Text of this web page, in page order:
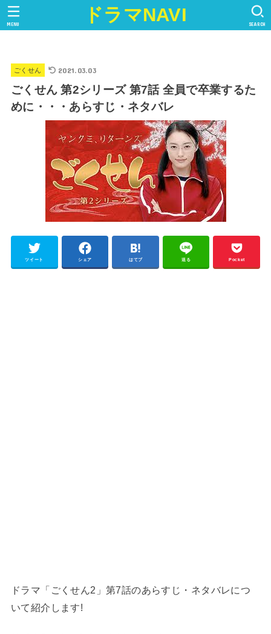
ドラマNAVI SEARCH
MENU
ごくせん 2021.03.03
ごくせん 第2シリーズ 第7話 全員で卒業するた
めに・・・あらすじ・ネタバレ
ツイート シェア はてブ 送る Pocket
ドラマ「ごくせん2」第7話のあらすじ・ネタバレにつ
いて紹介します!